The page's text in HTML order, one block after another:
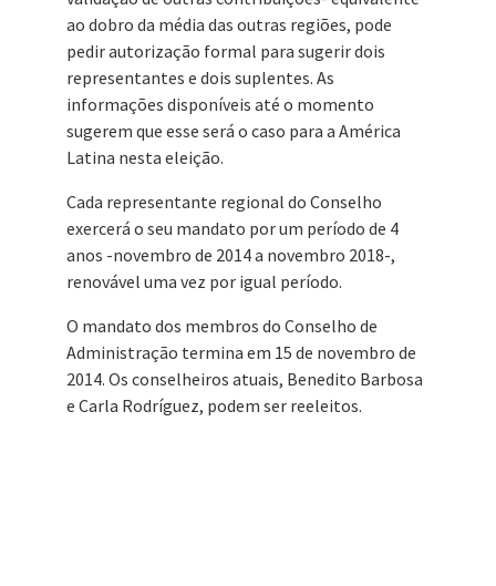
ao dobro da média das outras regiões, pode
pedir autorização formal para sugerir dois
representantes e dois suplentes. As
informações disponíveis até o momento
sugerem que esse será o caso para a América
Latina nesta eleição.
Cada representante regional do Conselho
exercerá o seu mandato por um período de 4
anos -novembro de 2014 a novembro 2018-,
renovável uma vez por igual período.
O mandato dos membros do Conselho de
Administração termina em 15 de novembro de
2014. Os conselheiros atuais, Benedito Barbosa
e Carla Rodríguez, podem ser reeleitos.